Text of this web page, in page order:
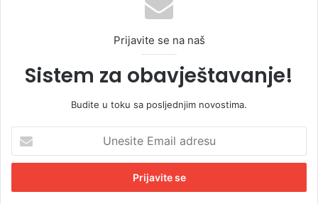
Prijavite se na naš
Sistem za obavještavanje!
Budite u toku sa posljednjim novostima.
e
i